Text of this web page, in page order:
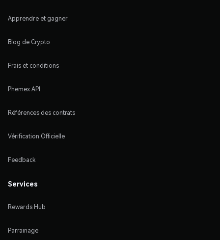
Apprendre et gagner
Blog de Crypto
Frais et conditions
Phemex API
Références des contrats
Vérification Officielle
Feedback
Services
Rewards Hub
Parrainage